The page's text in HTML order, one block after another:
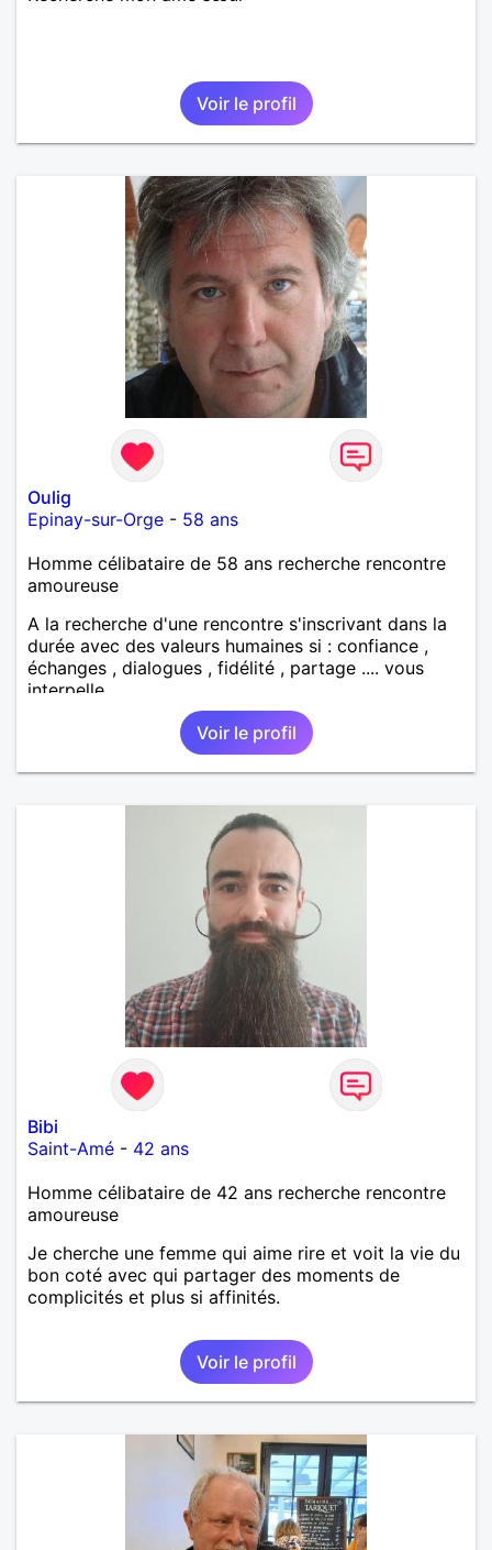
Voir le profil
Oulig
Epinay-sur-Orge - 58 ans
Homme célibataire de 58 ans recherche rencontre
amoureuse
A la recherche d'une rencontre s'inscrivant dans la
durée avec des valeurs humaines si : confiance ,
échanges , dialogues , fidélité , partage .... vous
interpelle
Voir le profil
Bibi
Saint-Amé - 42 ans
Homme célibataire de 42 ans recherche rencontre
amoureuse
Je cherche une femme qui aime rire et voit la vie du
bon coté avec qui partager des moments de
complicités et plus si affinités.
Voir le profil